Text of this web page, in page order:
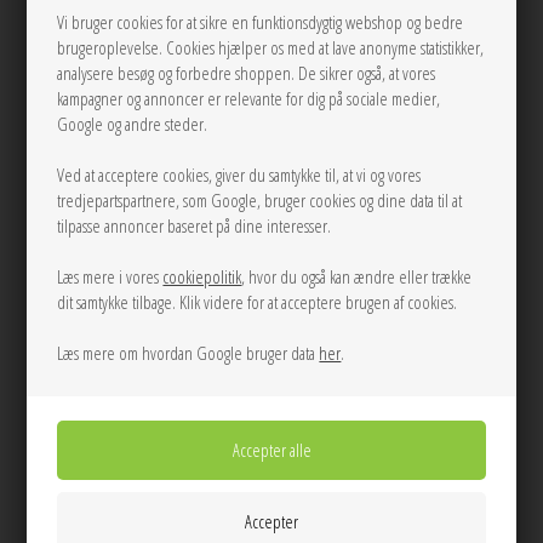
Vi bruger cookies for at sikre en funktionsdygtig webshop og bedre
brugeroplevelse. Cookies hjælper os med at lave anonyme statistikker,
analysere besøg og forbedre shoppen. De sikrer også, at vores
kampagner og annoncer er relevante for dig på sociale medier,
Google og andre steder.
Ved at acceptere cookies, giver du samtykke til, at vi og vores
tredjepartspartnere, som Google, bruger cookies og dine data til at
tilpasse annoncer baseret på dine interesser.
Læs mere i vores cookiepolitik, hvor du også kan ændre eller trække
dit samtykke tilbage. Klik videre for at acceptere brugen af cookies.
Læs mere om hvordan Google bruger data her.
38
Embroidered loose midi kjole
Brown Stella Nova
2.000,001.100,00
36 38 40
Festive bluse with bow White Stella
1.500,00750,00
40%
40%